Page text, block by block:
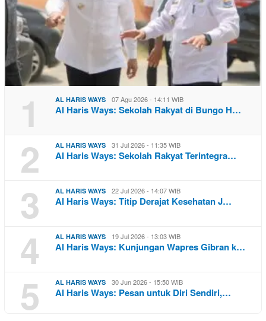
1 AL HARIS WAYS 07 Agu 2026 - 14:11 WIB
Al Haris Ways: Sekolah Rakyat di Bungo H…
2 AL HARIS WAYS 31 Jul 2026 - 11:35 WIB
Al Haris Ways: Sekolah Rakyat Terintegra…
3 AL HARIS WAYS 22 Jul 2026 - 14:07 WIB
Al Haris Ways: Titip Derajat Kesehatan J…
4 AL HARIS WAYS 19 Jul 2026 - 13:03 WIB
Al Haris Ways: Kunjungan Wapres Gibran k…
5 AL HARIS WAYS 30 Jun 2026 - 15:50 WIB
Al Haris Ways: Pesan untuk Diri Sendiri,…